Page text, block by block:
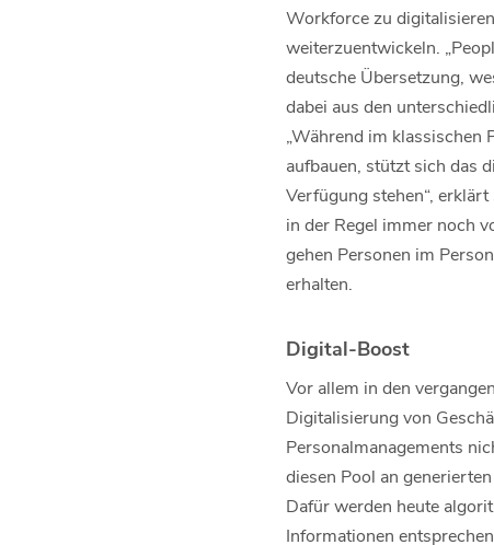
Workforce zu
weiterzuentwickeln.
deutsche Übersetzung,
dabei aus den
„Während im
aufbauen, stützt sich das
Verfügung stehen“,
in der Regel immer noch
gehen Personen im
erhalten.
Digital-Boost
Vor allem in den
Digitalisierung von
Personalmanagements
diesen Pool an
Dafür werden heute
Informationen